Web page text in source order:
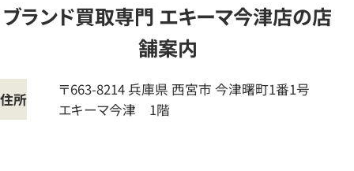
ブランド買取専門 エキーマ今津店の店
舗案内
住所
〒663-8214 兵庫県 西宮市 今津曙町1番1号
エキーマ今津 1階